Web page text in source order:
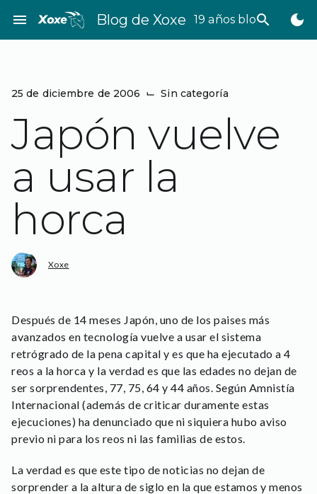
contenido
menu Blog de Xoxe 19 años bloggeando
search dark_mode
25 de diciembre de 2006 ⌙ Sin categoría
Japón vuelve
a usar la
horca
Xoxe
Después de 14 meses Japón, uno de los paises más
avanzados en tecnología vuelve a usar el sistema
retrógrado de la pena capital y es que ha ejecutado a 4
reos a la horca y la verdad es que las edades no dejan de
ser sorprendentes, 77, 75, 64 y 44 años. Según Amnistía
Internacional (además de criticar duramente estas
ejecuciones) ha denunciado que ni siquiera hubo aviso
previo ni para los reos ni las familias de estos.
La verdad es que este tipo de noticias no dejan de
sorprender a la altura de siglo en la que estamos y menos